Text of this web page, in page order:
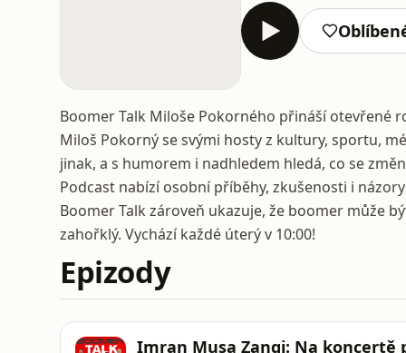
Boomer Talk Miloše Pokorného přináší otevřené
Miloš Pokorný se svými hosty z kultury, sportu,
jinak, a s humorem i nadhledem hledá, co se
Podcast nabízí osobní příběhy, zkušenosti i
Boomer Talk zároveň ukazuje, že boomer může
zahořklý. Vychází každé úterý v 10:00!
Epizody
Imran Musa Zangi: Na koncertě